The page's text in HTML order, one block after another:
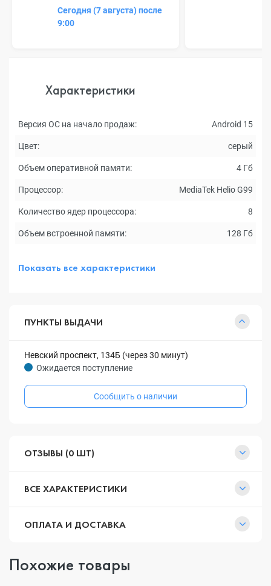
Сегодня (7 августа) после
9:00
Характеристики
Версия ОС на начало продаж: Android 15
Цвет: серый
Объем оперативной памяти: 4 Гб
Процессор: MediaTek Helio G99
Количество ядер процессора: 8
Объем встроенной памяти: 128 Гб
Показать все характеристики
ПУНКТЫ ВЫДАЧИ
Невский проспект, 134Б (через 30 минут)
Ожидается поступление
Сообщить о наличии
ОТЗЫВЫ (0 ШТ)
ВСЕ ХАРАКТЕРИСТИКИ
ОПЛАТА И ДОСТАВКА
Похожие товары